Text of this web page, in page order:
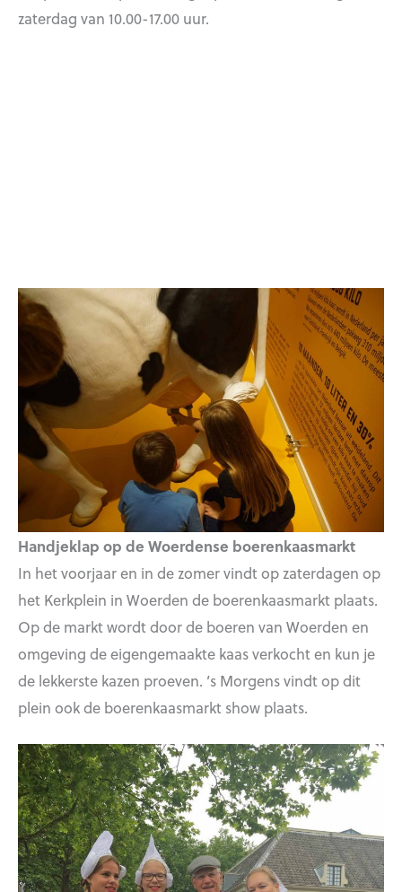
zaterdag van 10.00-17.00 uur.
Handjeklap op de Woerdense boerenkaasmarkt
In het voorjaar en in de zomer vindt op zaterdagen op
het Kerkplein in Woerden de boerenkaasmarkt plaats.
Op de markt wordt door de boeren van Woerden en
omgeving de eigengemaakte kaas verkocht en kun je
de lekkerste kazen proeven. ’s Morgens vindt op dit
plein ook de boerenkaasmarkt show plaats.